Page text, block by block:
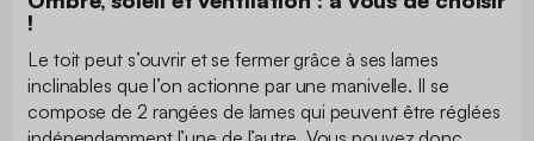
!
Le toit peut s’ouvrir et se fermer grâce à ses lames
inclinables que l’on actionne par une manivelle. Il se
compose de 2 rangées de lames qui peuvent être réglées